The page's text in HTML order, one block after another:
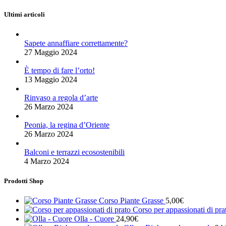
Ultimi articoli
Sapete annaffiare correttamente?
27 Maggio 2024
È tempo di fare l’orto!
13 Maggio 2024
Rinvaso a regola d’arte
26 Marzo 2024
Peonia, la regina d’Oriente
26 Marzo 2024
Balconi e terrazzi ecosostenibili
4 Marzo 2024
Prodotti Shop
Corso Piante Grasse 5,00€
Corso per appassionati di
Olla - Cuore 24,90€